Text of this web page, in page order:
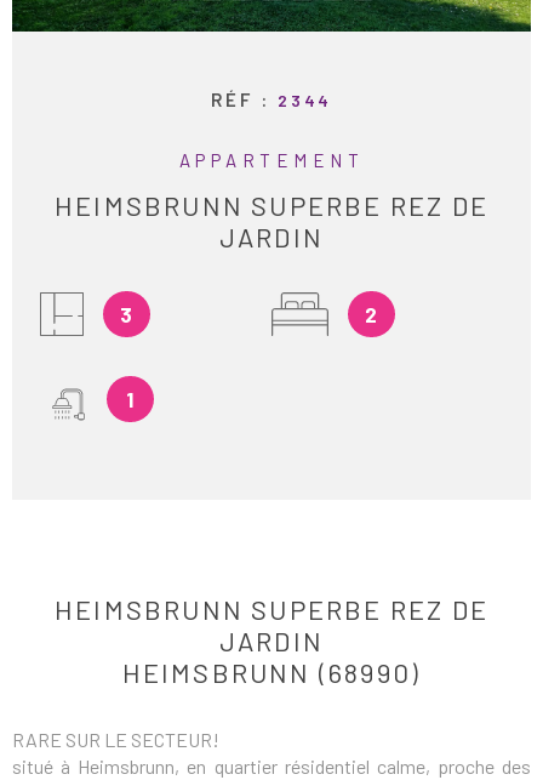
RÉF : 2344
APPARTEMENT
HEIMSBRUNN SUPERBE REZ DE
JARDIN
3 2
1
HEIMSBRUNN SUPERBE REZ DE
JARDIN
HEIMSBRUNN (68990)
RARE SUR LE SECTEUR!
situé à Heimsbrunn, en quartier résidentiel calme, proche des